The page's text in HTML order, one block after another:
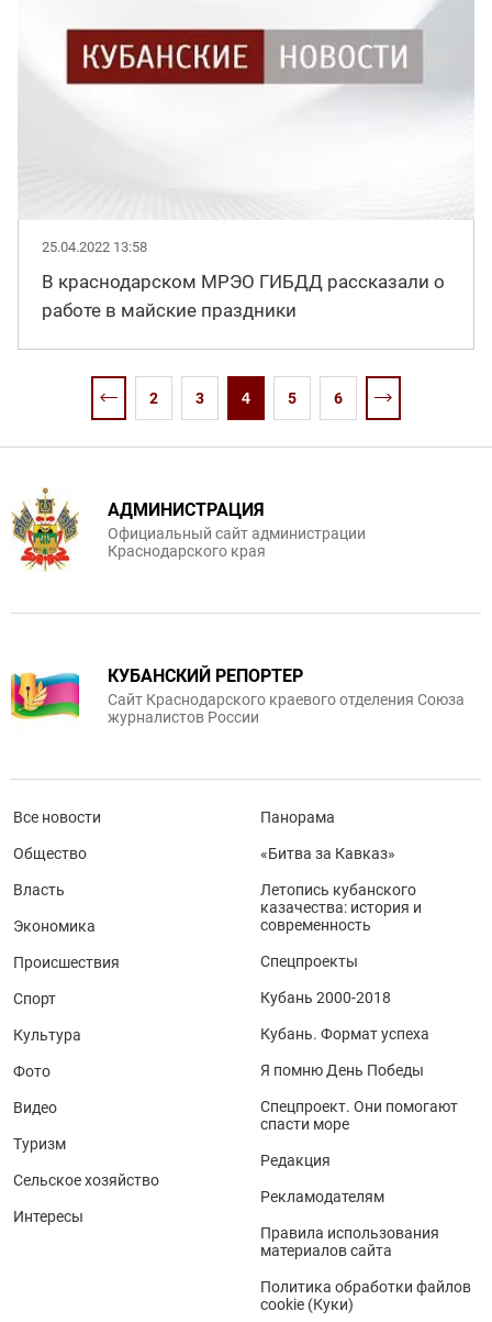
25.04.2022 13:58
В краснодарском МРЭО ГИБДД рассказали о
работе в майские праздники
2 3 4 5 6
АДМИНИСТРАЦИЯ
Официальный сайт администрации
Краснодарского края
КУБАНСКИЙ РЕПОРТЕР
Сайт Краснодарского краевого отделения Союза
журналистов России
Все новости
Общество
Власть
Экономика
Происшествия
Спорт
Культура
Фото
Видео
Туризм
Сельское хозяйство
Интересы
Панорама
«Битва за Кавказ»
Летопись кубанского
казачества: история и
современность
Спецпроекты
Кубань 2000-2018
Кубань. Формат успеха
Я помню День Победы
Спецпроект. Они помогают
спасти море
Редакция
Рекламодателям
Правила использования
материалов сайта
Политика обработки файлов
cookie (Куки)